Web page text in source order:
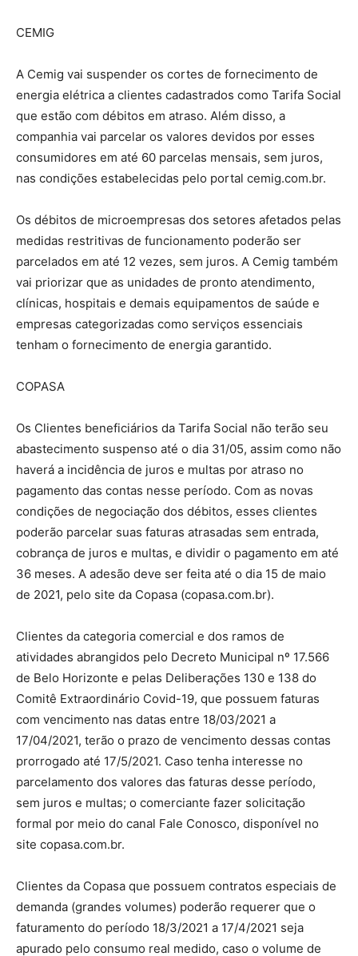
CEMIG
A Cemig vai suspender os cortes de fornecimento de
energia elétrica a clientes cadastrados como Tarifa Social
que estão com débitos em atraso. Além disso, a
companhia vai parcelar os valores devidos por esses
consumidores em até 60 parcelas mensais, sem juros,
nas condições estabelecidas pelo portal cemig.com.br.
Os débitos de microempresas dos setores afetados pelas
medidas restritivas de funcionamento poderão ser
parcelados em até 12 vezes, sem juros. A Cemig também
vai priorizar que as unidades de pronto atendimento,
clínicas, hospitais e demais equipamentos de saúde e
empresas categorizadas como serviços essenciais
tenham o fornecimento de energia garantido.
COPASA
Os Clientes beneficiários da Tarifa Social não terão seu
abastecimento suspenso até o dia 31/05, assim como não
haverá a incidência de juros e multas por atraso no
pagamento das contas nesse período. Com as novas
condições de negociação dos débitos, esses clientes
poderão parcelar suas faturas atrasadas sem entrada,
cobrança de juros e multas, e dividir o pagamento em até
36 meses. A adesão deve ser feita até o dia 15 de maio
de 2021, pelo site da Copasa (copasa.com.br).
Clientes da categoria comercial e dos ramos de
atividades abrangidos pelo Decreto Municipal nº 17.566
de Belo Horizonte e pelas Deliberações 130 e 138 do
Comitê Extraordinário Covid-19, que possuem faturas
com vencimento nas datas entre 18/03/2021 a
17/04/2021, terão o prazo de vencimento dessas contas
prorrogado até 17/5/2021. Caso tenha interesse no
parcelamento dos valores das faturas desse período,
sem juros e multas; o comerciante fazer solicitação
formal por meio do canal Fale Conosco, disponível no
site copasa.com.br.
Clientes da Copasa que possuem contratos especiais de
demanda (grandes volumes) poderão requerer que o
faturamento do período 18/3/2021 a 17/4/2021 seja
apurado pelo consumo real medido, caso o volume de